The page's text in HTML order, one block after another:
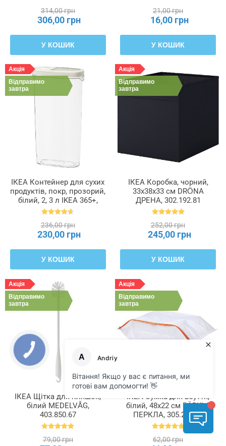
314,00 грн
306,00 грн
У КОШИК
21,00 грн
16,00 грн
У КОШИК
Акція
Відправимо
завтра
ІКЕА Контейнер для сухих
продуктів, покр, прозорий,
білий, 2, 3 л IKEA 365+,
900.667.08
236,00 грн
230,00 грн
У КОШИК
Акція
Відправимо
завтра
ІКЕА Коробка, чорний,
33x38x33 см DRÖNA
ДРЕНА, 302.192.81
252,00 грн
245,00 грн
У КОШИК
Акція
Відправимо
завтра
ІКЕА Щітка для пляшок,
білий MEDELVÅG,
403.850.67
79,00 грн
Акція
Відправимо
завтра
ІКЕА Сумка для взуття,
білий, 48x22 см PÄRKLA
ПЕРКЛА, 305.223.81
62,00 грн